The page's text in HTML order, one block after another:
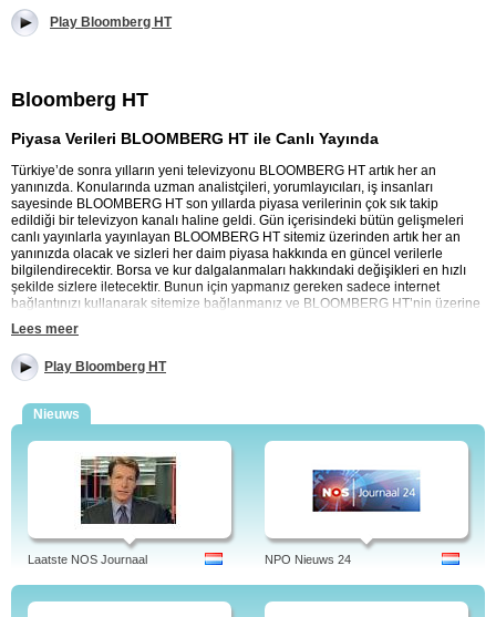
Play Bloomberg HT
Bloomberg HT
Piyasa Verileri BLOOMBERG HT ile Canlı Yayında
Türkiye’de sonra yılların yeni televizyonu BLOOMBERG HT artık her an
yanınızda. Konularında uzman analistçileri, yorumlayıcıları, iş insanları
sayesinde BLOOMBERG HT son yıllarda piyasa verilerinin çok sık takip
edildiği bir televizyon kanalı haline geldi. Gün içerisindeki bütün gelişmeleri
canlı yayınlarla yayınlayan BLOOMBERG HT sitemiz üzerinden artık her an
yanınızda olacak ve sizleri her daim piyasa hakkında en güncel verilerle
bilgilendirecektir. Borsa ve kur dalgalanmaları hakkındaki değişikleri en hızlı
şekilde sizlere iletecektir. Bunun için yapmanız gereken sadece internet
bağlantınızı kullanarak sitemize bağlanmanız ve BLOOMBERG HT’nin üzerine
tıklamanız yeterli olacaktır. Ve ister ofisinizin ister evinizin konforuyla
BLOOMBERG HT’yi izleyebileceksiniz.
BLOOMBERG HT internette sizinle
Günlük piyasa verilerinin yanı sıra kendine özgü programları ile sizlere daima
keyif verecek olan BLOOMBERG HT sitemizle her an yanınızda olacaktır. Artık
“KOBİ DESTEK” ‘i izleyerek kaçırmış olduğunuz iş geliştirme veya melek
yatırımcıların hangi sektörlere ve nasıl yatırım yaptıkları konusunda tiyolar
öğrenebilirsiniz. Hatta bir girişimci olarak kendinizi bu şekilde yeniliklerle
donatarak belki de yeni iş fikirlerine sahip olabilirsiniz. “KÜRESEL
PİYASALAR” ve “3. SEANS” kaçırılmaması gereken programlar arasındadır.
BLOOMBERG HT’yi internetten canlı izlemek için en doğru adrestesiniz.
BLOOMBERG HT’yi ücretsiz, çevrimiçi ve canlı izleyin.
Yayınlanan çeşitli programların tanıtımları ve yayın akışı bilgilerini içeren
ekonomi kanalı.
Lees meer
Play Bloomberg HT
Nieuws
Laatste NOS Journaal NPO Nieuws 24